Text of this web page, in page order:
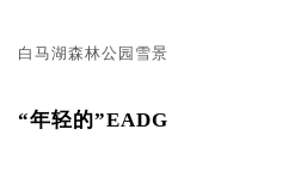
白马湖森林公园雪景
“年轻的”EADG